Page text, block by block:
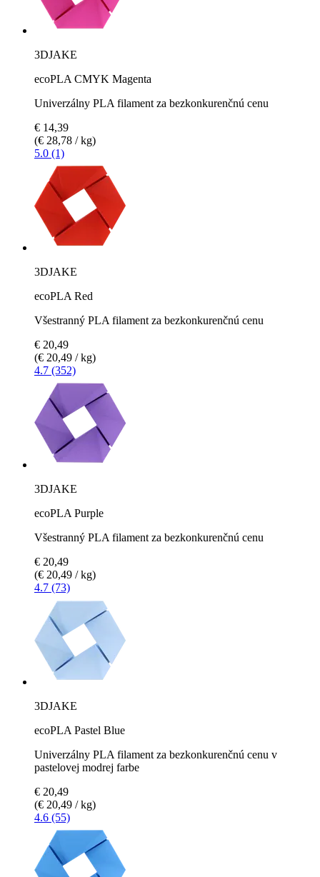
3DJAKE
ecoPLA CMYK Magenta
Univerzálny PLA filament za bezkonkurenčnú cenu
€ 14,39
(€ 28,78 / kg)
5.0 (1)
3DJAKE
ecoPLA Red
Všestranný PLA filament za bezkonkurenčnú cenu
€ 20,49
(€ 20,49 / kg)
4.7 (352)
3DJAKE
ecoPLA Purple
Všestranný PLA filament za bezkonkurenčnú cenu
€ 20,49
(€ 20,49 / kg)
4.7 (73)
3DJAKE
ecoPLA Pastel Blue
Univerzálny PLA filament za bezkonkurenčnú cenu v
pastelovej modrej farbe
€ 20,49
(€ 20,49 / kg)
4.6 (55)